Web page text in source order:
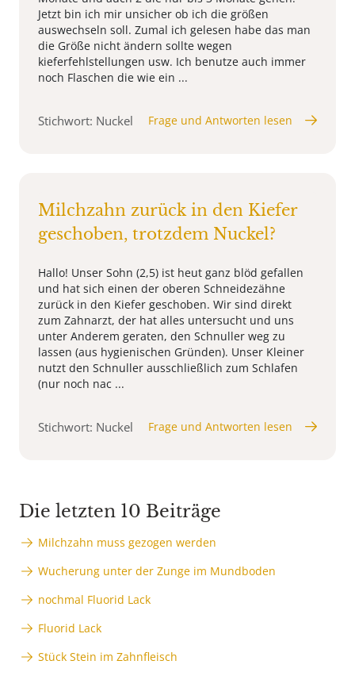
Jetzt bin ich mir unsicher ob ich die größen
auswechseln soll. Zumal ich gelesen habe das man
die Größe nicht ändern sollte wegen
kieferfehlstellungen usw. Ich benutze auch immer
noch Flaschen die wie ein ...
Stichwort: Nuckel Frage und Antworten lesen
Milchzahn zurück in den Kiefer
geschoben, trotzdem Nuckel?
Hallo! Unser Sohn (2,5) ist heut ganz blöd gefallen
und hat sich einen der oberen Schneidezähne
zurück in den Kiefer geschoben. Wir sind direkt
zum Zahnarzt, der hat alles untersucht und uns
unter Anderem geraten, den Schnuller weg zu
lassen (aus hygienischen Gründen). Unser Kleiner
nutzt den Schnuller ausschließlich zum Schlafen
(nur noch nac ...
Stichwort: Nuckel Frage und Antworten lesen
Die letzten 10 Beiträge
Milchzahn muss gezogen werden
Wucherung unter der Zunge im Mundboden
nochmal Fluorid Lack
Fluorid Lack
Stück Stein im Zahnfleisch